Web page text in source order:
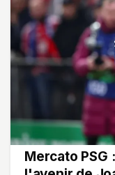
Mercato